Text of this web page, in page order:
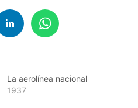
La aerolínea nacional
1937